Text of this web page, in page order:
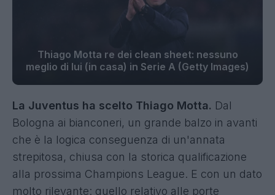
Thiago Motta re dei clean sheet: nessuno
meglio di lui (in casa) in Serie A (Getty Images)
La Juventus ha scelto Thiago Motta. Dal
Bologna ai bianconeri, un grande balzo in avanti
che è la logica conseguenza di un'annata
strepitosa, chiusa con la storica qualificazione
alla prossima Champions League. E con un dato
molto rilevante: quello relativo alle porte